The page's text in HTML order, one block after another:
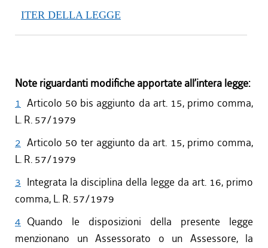
ITER DELLA LEGGE
Note riguardanti modifiche apportate all’intera legge:
1 Articolo 50 bis aggiunto da art. 15, primo comma,
L. R. 57/1979
2 Articolo 50 ter aggiunto da art. 15, primo comma,
L. R. 57/1979
3 Integrata la disciplina della legge da art. 16, primo
comma, L. R. 57/1979
4 Quando le disposizioni della presente legge
menzionano un Assessorato o un Assessore, la